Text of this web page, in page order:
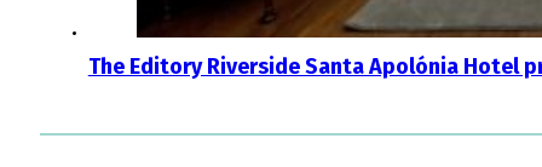
The Editory Riverside Santa Apolónia Hotel